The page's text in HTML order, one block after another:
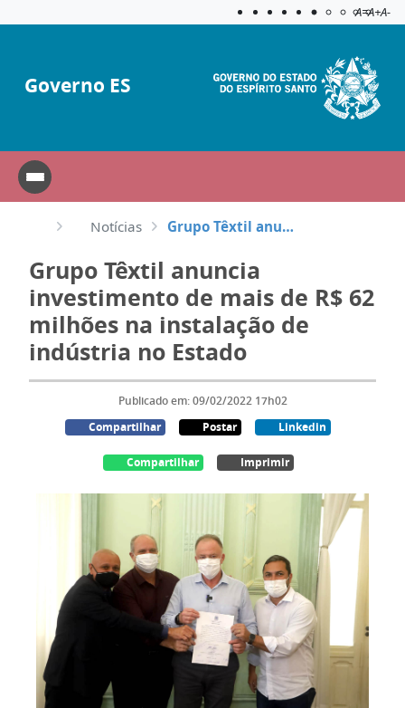
Aplicar
A=A+A-
Governo ES
Notícias Grupo Têxtil anuncia investimento de mais de R$ 62 milhões na instalação de indústria no Estado
Grupo Têxtil anuncia
investimento de mais de R$ 62
milhões na instalação de
indústria no Estado
Publicado em: 09/02/2022 17h02
Compartilhar
Postar Linkedin
Compartilhar Imprimir